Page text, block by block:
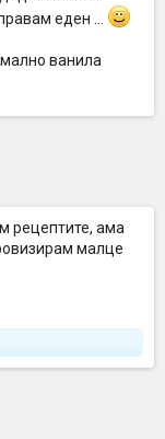
еден ...
ванила
рецептите, ама
малце